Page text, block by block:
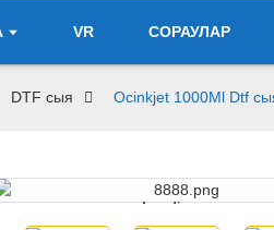
VR СОРАУЛАР
DTF сыя Ocinkjet 1000Ml Dtf
Loading...
Loading...